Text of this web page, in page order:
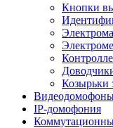
Кнопки
IP-домофония